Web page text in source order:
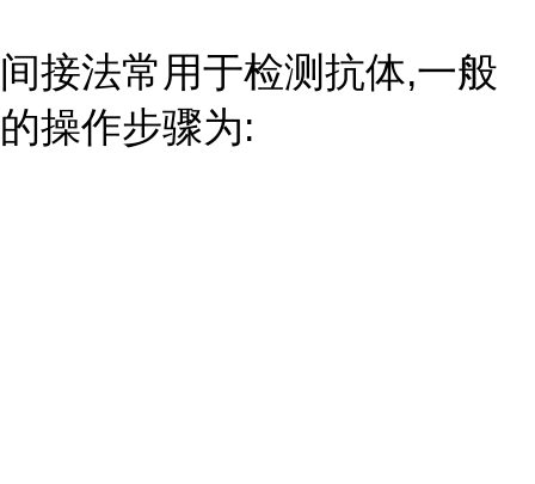
间接法常用于检测抗体,一般
的操作步骤为: